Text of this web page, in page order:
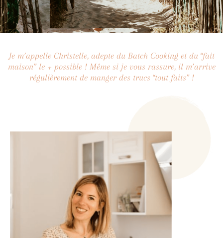
Je m’appelle Christelle, adepte du Batch Cooking et du “fait
maison” le + possible ! Même si je vous rassure, il m’arrive
régulièrement de manger des trucs “tout faits” !